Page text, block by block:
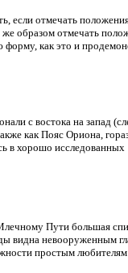
если отмечать
образом отмечать
как это и
с востока на запад
как Пояс Ориона,
в хорошо исследованных
Пути большая
видна невооруженным
простым